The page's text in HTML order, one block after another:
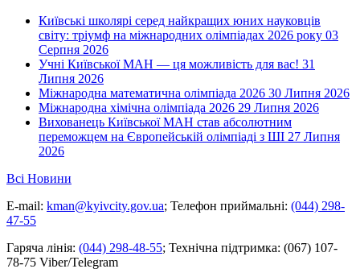
Київські школярі серед найкращих юних науковців
світу: тріумф на міжнародних олімпіадах 2026 року 03
Серпня 2026
Учні Київської МАН — ця можливість для вас! 31
Липня 2026
Міжнародна математична олімпіада 2026 30 Липня 2026
Міжнародна хімічна олімпіада 2026 29 Липня 2026
Вихованець Київської МАН став абсолютним
переможцем на Європейській олімпіаді з ШІ 27 Липня
2026
Всі Новини
E-mail: kman@kyivcity.gov.ua; Телефон приймальні: (044) 298-
47-55
Гаряча лінія: (044) 298-48-55; Технічна підтримка: (067) 107-
78-75 Viber/Telegram